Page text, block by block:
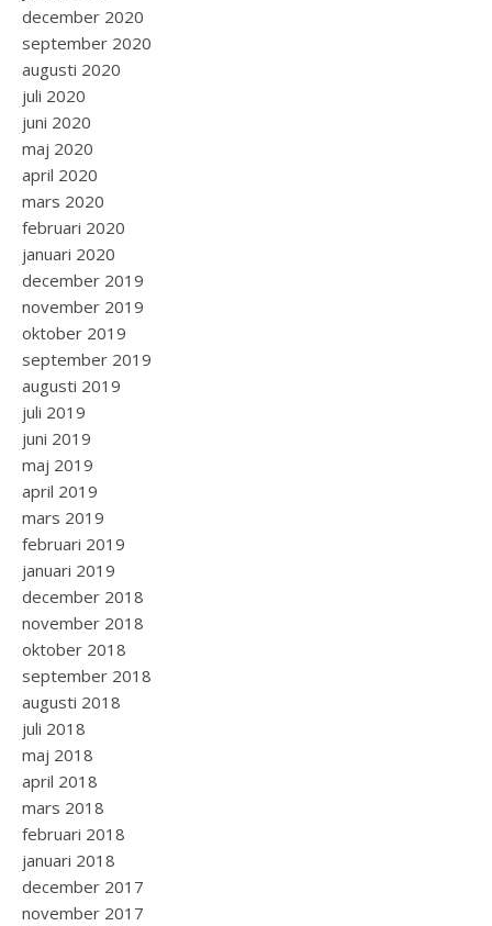
december 2020
september 2020
augusti 2020
juli 2020
juni 2020
maj 2020
april 2020
mars 2020
februari 2020
januari 2020
december 2019
november 2019
oktober 2019
september 2019
augusti 2019
juli 2019
juni 2019
maj 2019
april 2019
mars 2019
februari 2019
januari 2019
december 2018
november 2018
oktober 2018
september 2018
augusti 2018
juli 2018
maj 2018
april 2018
mars 2018
februari 2018
januari 2018
december 2017
november 2017